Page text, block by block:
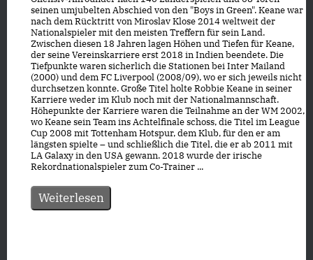
seinen umjubelten Abschied von den "Boys in Green". Keane war
nach dem Rücktritt von Miroslav Klose 2014 weltweit der
Nationalspieler mit den meisten Treffern für sein Land.
Zwischen diesen 18 Jahren lagen Höhen und Tiefen für Keane,
der seine Vereinskarriere erst 2018 in Indien beendete. Die
Tiefpunkte waren sicherlich die Stationen bei Inter Mailand
(2000) und dem FC Liverpool (2008/09), wo er sich jeweils nicht
durchsetzen konnte. Große Titel holte Robbie Keane in seiner
Karriere weder im Klub noch mit der Nationalmannschaft.
Höhepunkte der Karriere waren die Teilnahme an der WM 2002,
wo Keane sein Team ins Achtelfinale schoss, die Titel im League
Cup 2008 mit Tottenham Hotspur, dem Klub, für den er am
längsten spielte – und schließlich die Titel, die er ab 2011 mit
LA Galaxy in den USA gewann. 2018 wurde der irische
Rekordnationalspieler zum Co-Trainer ...
Weiterlesen